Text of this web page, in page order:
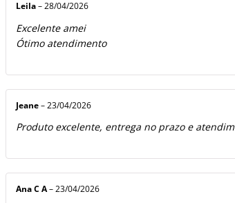
Leila – 28/04/2026
Excelente amei
Ótimo atendimento
Jeane – 23/04/2026
Produto excelente, entrega no prazo e
Ana C A– 23/04/2026